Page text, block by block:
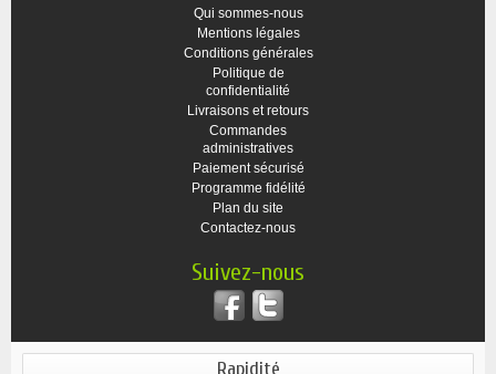
Qui sommes-nous
Mentions légales
Conditions générales
Politique de
confidentialité
Livraisons et retours
Commandes
administratives
Paiement sécurisé
Programme fidélité
Plan du site
Contactez-nous
Suivez-nous
Rapidité